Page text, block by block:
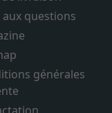
aux questions
générales